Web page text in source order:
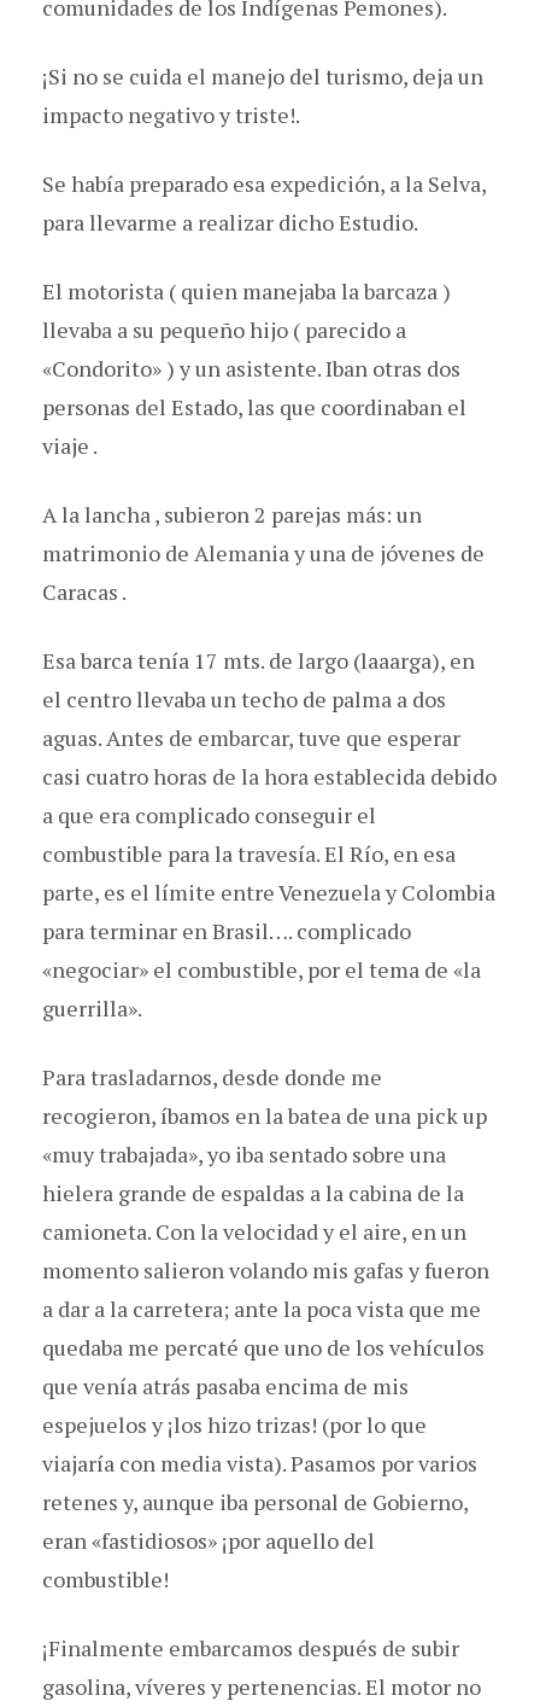
comunidades de los Indígenas Pemones).
¡Si no se cuida el manejo del turismo, deja un
impacto negativo y triste!.
Se había preparado esa expedición, a la Selva,
para llevarme a realizar dicho Estudio.
El motorista ( quien manejaba la barcaza )
llevaba a su pequeño hijo ( parecido a
«Condorito» ) y un asistente. Iban otras dos
personas del Estado, las que coordinaban el
viaje .
A la lancha , subieron 2 parejas más: un
matrimonio de Alemania y una de jóvenes de
Caracas .
Esa barca tenía 17 mts. de largo (laaarga), en
el centro llevaba un techo de palma a dos
aguas. Antes de embarcar, tuve que esperar
casi cuatro horas de la hora establecida debido
a que era complicado conseguir el
combustible para la travesía. El Río, en esa
parte, es el límite entre Venezuela y Colombia
para terminar en Brasil…. complicado
«negociar» el combustible, por el tema de «la
guerrilla».
Para trasladarnos, desde donde me
recogieron, íbamos en la batea de una pick up
«muy trabajada», yo iba sentado sobre una
hielera grande de espaldas a la cabina de la
camioneta. Con la velocidad y el aire, en un
momento salieron volando mis gafas y fueron
a dar a la carretera; ante la poca vista que me
quedaba me percaté que uno de los vehículos
que venía atrás pasaba encima de mis
espejuelos y ¡los hizo trizas! (por lo que
viajaría con media vista). Pasamos por varios
retenes y, aunque iba personal de Gobierno,
eran «fastidiosos» ¡por aquello del
combustible!
¡Finalmente embarcamos después de subir
gasolina, víveres y pertenencias. El motor no